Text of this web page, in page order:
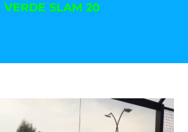
VERDE SLAM 20